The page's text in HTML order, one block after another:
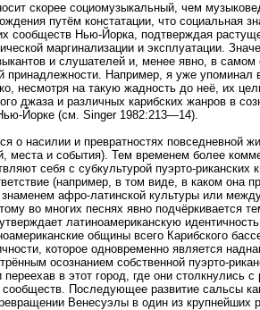
скорее социомузыкальный, чем
путём констатации, что социальная
сообществ Нью-Йорка, подтверждая
маргинализации и эксплуатации.
и слушателей и, менее явно, в
принадлежности. Например, я уже
несмотря на такую жадность до неё, их
джаза и различных карибских жанров в
Йорке (см. Singer 1982:213—14).
насилии и превратностях повседневной
места и события). Тем временем более
себя с субкультурой пуэрто-
(например, в том виде, в каком она
афро-латинской культуры или
во многих песнях явно подчёркивается
латиноамериканскую
общины всего Карибского
которое одновременно является
осознанием собственной пуэрто-
в этот город, где они столкнулись
Последующее развитие сальсы
Венесуэлы в один из крупнейших